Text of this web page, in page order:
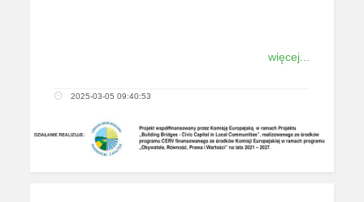
więcej...
2025-03-05 09:40:53